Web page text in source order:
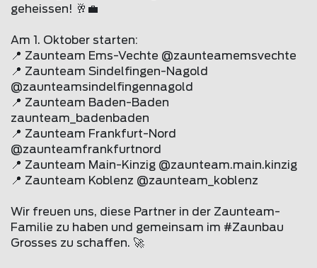
geheissen! 🥂💼
Am 1. Oktober starten:
📍 Zaunteam Ems-Vechte @zaunteamemsvechte
📍 Zaunteam Sindelfingen-Nagold
@zaunteamsindelfingennagold
📍 Zaunteam Baden-Baden
zaunteam _badenbaden
📍 Zaunteam Frankfurt-Nord
@zaunteamfrankfurtnord
📍 Zaunteam Main-Kinzig @zaunteam.main.kinzig
📍 Zaunteam Koblenz @zaunteam _koblenz
Wir freuen uns, diese Partner in der Zaunteam-
Familie zu haben und gemeinsam im #Zaunbau
Grosses zu schaffen. 🚀